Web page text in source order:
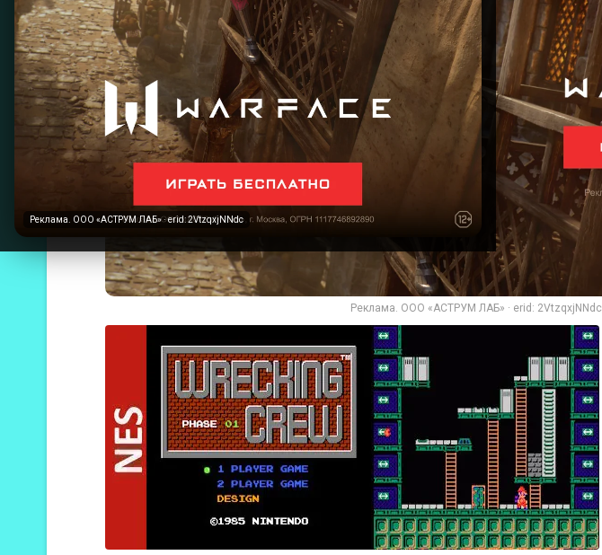
Реклама. ООО «АСТРУМ ЛАБ» · erid: 2VtzqxjNNdc
Реклама. ООО «АСТРУМ ЛАБ» · erid: 2VtzqxjNNdc